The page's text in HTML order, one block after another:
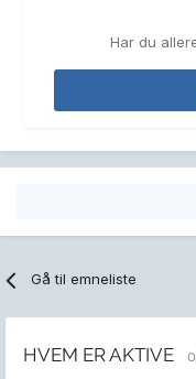
Har du
Gå til emneliste
HVEM ER AKTIVE